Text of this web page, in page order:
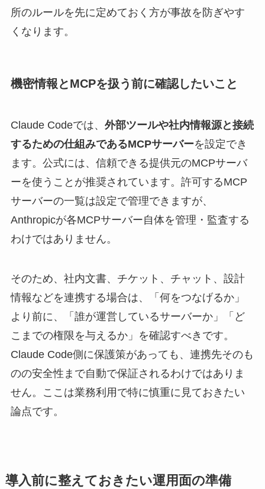
所のルールを先に定めておく方が事故を防ぎやす
くなります。
機密情報とMCPを扱う前に確認したいこと
Claude Codeでは、 外部ツールや社内情報源と接続
するための仕組みであるMCPサーバーを設定でき
ます。公式には、信頼できる提供元のMCPサーバ
ーを使うことが推奨されています。許可するMCP
サーバーの一覧は設定で管理できますが、
Anthropicが各MCPサーバー自体を管理・監査する
わけではありません。
そのため、社内文書、チケット、チャット、設計
情報などを連携する場合は、「何をつなげるか」
より前に、「誰が運営しているサーバーか」「ど
こまでの権限を与えるか」を確認すべきです。
Claude Code側に保護策があっても、連携先そのも
のの安全性まで自動で保証されるわけではありま
せん。ここは業務利用で特に慎重に見ておきたい
論点です。
導入前に整えておきたい運用面の準備